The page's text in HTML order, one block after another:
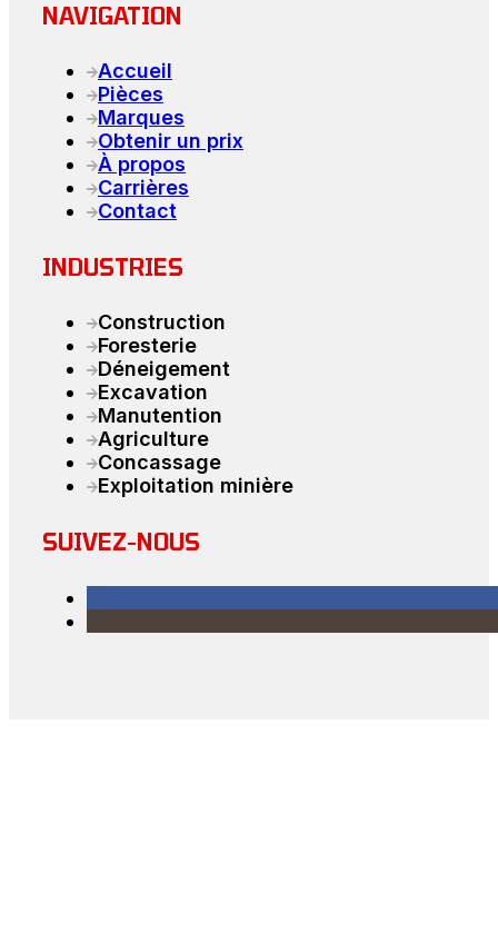
NAVIGATION
Accueil
Pièces
Marques
Obtenir un prix
À propos
Carrières
Contact
INDUSTRIES
Construction
Foresterie
Déneigement
Excavation
Manutention
Agriculture
Concassage
Exploitation minière
SUIVEZ-NOUS